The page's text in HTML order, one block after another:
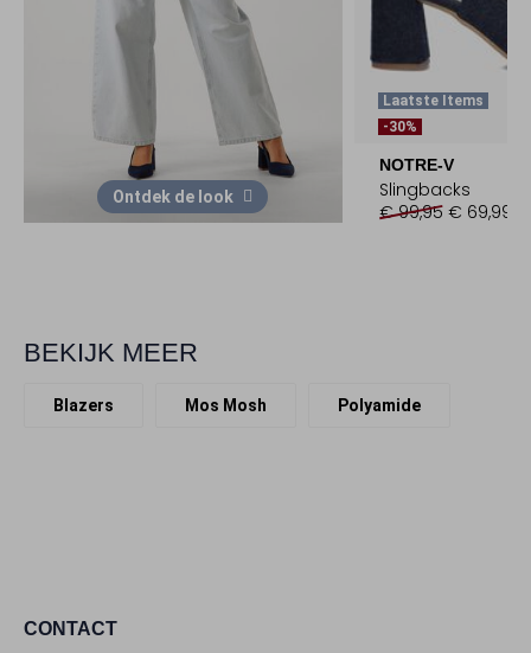
Ontdek de look
Laatste Items
-30%
NOTRE-V
Slingbacks
€ 99,95 € 69,99
BEKIJK MEER
Blazers Mos Mosh Polyamide
CONTACT